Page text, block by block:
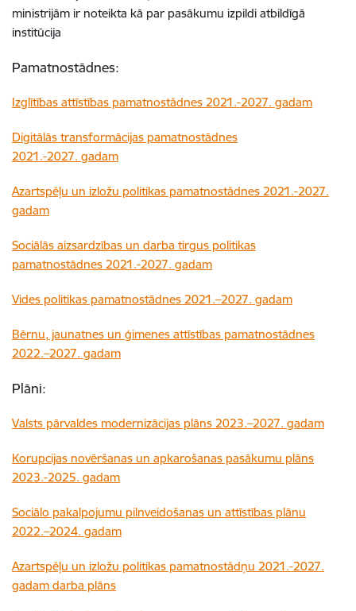
ministrijām ir noteikta kā par pasākumu izpildi atbildīgā
institūcija
Pamatnostādnes:
Izglītības attīstības pamatnostādnes 2021.-2027. gadam
Digitālās transformācijas pamatnostādnes
2021.-2027. gadam
Azartspēļu un izložu politikas pamatnostādnes 2021.-2027.
gadam
Sociālās aizsardzības un darba tirgus politikas
pamatnostādnes 2021.-2027. gadam
Vides politikas pamatnostādnes 2021.–2027. gadam
Bērnu, jaunatnes un ģimenes attīstības pamatnostādnes
2022.–2027. gadam
Plāni:
Valsts pārvaldes modernizācijas plāns 2023.–2027. gadam
Korupcijas novēršanas un apkarošanas pasākumu plāns
2023.-2025. gadam
Sociālo pakalpojumu pilnveidošanas un attīstības plānu
2022.–2024. gadam
Azartspēļu un izložu politikas pamatnostādņu 2021.-2027.
gadam darba plāns